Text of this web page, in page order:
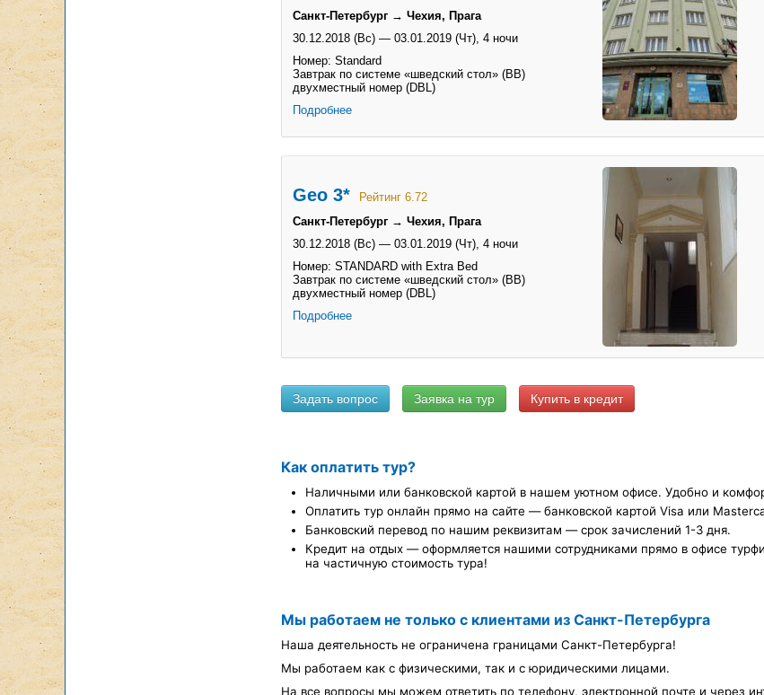
Санкт-Петербург → Чехия, Прага
30.12.2018 (Вс) — 03.01.2019 (Чт), 4 ночи
Номер: Standard
Завтрак по системе «шведский стол» (BB)
двухместный номер (DBL)
Подробнее
Geo 3*
Рейтинг 6.72
Санкт-Петербург → Чехия, Прага
30.12.2018 (Вс) — 03.01.2019 (Чт), 4 ночи
Номер: STANDARD with Extra Bed
Завтрак по системе «шведский стол» (BB)
двухместный номер (DBL)
Подробнее
Купить в кредит
Как оплатить тур?
Наличными или банковской картой в нашем уютном офисе. Удобно и
Оплатить тур онлайн прямо на сайте — банковской картой Visa или
Банковский перевод по нашим реквизитам — срок зачислений 1-3 дня.
Кредит на отдых — оформляется нашими сотрудниками прямо в офисе
на частичную стоимость тура!
Мы работаем не только с клиентами из Санкт-Петербурга
Наша деятельность не ограничена границами Санкт-Петербурга!
Мы работаем как с физическими, так и с юридическими лицами.
На все вопросы мы можем ответить по телефону, электронной почте и через